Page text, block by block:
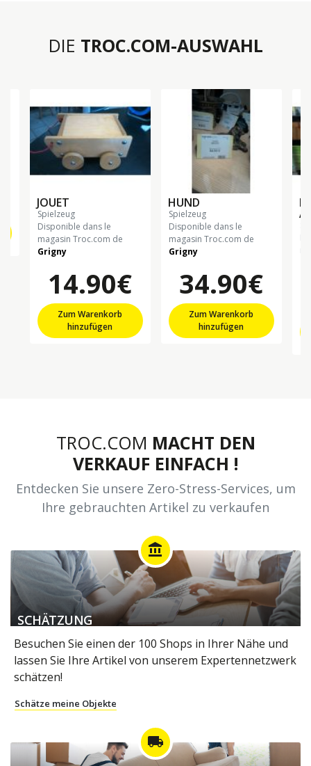
DIE TROC.COM-AUSWAHL
JOUET
spielzeug
Disponible dans le
magasin Troc.com de
Grigny
14.90€
Zum Warenkorb
hinzufügen
HUND
spielzeug
Disponible dans le
magasin Troc.com de
Grigny
34.90€
Zum Warenkorb
hinzufügen
TROC.COM MACHT DEN
VERKAUF EINFACH !
Entdecken Sie unsere Zero-Stress-Services, um
Ihre gebrauchten Artikel zu verkaufen
account_balance
SCHÄTZUNG
Besuchen Sie einen der 100 Shops in Ihrer Nähe und
lassen Sie Ihre Artikel von unserem Expertennetzwerk
schätzen!
Schätze meine Objekte
local_shipping